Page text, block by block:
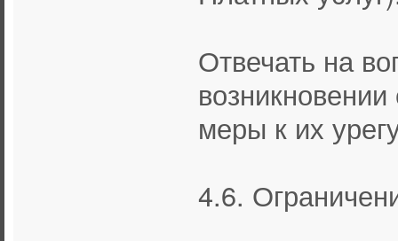
Отвечать на
меры к их
4.6.